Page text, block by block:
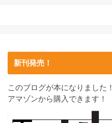
新刊発売！
このブログが本になりました！
アマゾンから購入できます！